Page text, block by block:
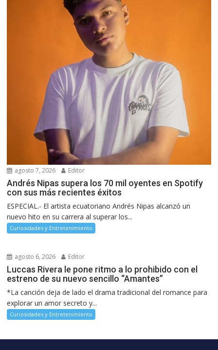
agosto 7, 2026 Editor
Andrés Nipas supera los 70 mil oyentes en Spotify
con sus más recientes éxitos
ESPECIAL.- El artista ecuatoriano Andrés Nipas alcanzó un
nuevo hito en su carrera al superar los...
Curiosidades y Entretenimiento
agosto 6, 2026 Editor
Luccas Rivera le pone ritmo a lo prohibido con el
estreno de su nuevo sencillo “Amantes”
*La canción deja de lado el drama tradicional del romance para
explorar un amor secreto y...
Curiosidades y Entretenimiento